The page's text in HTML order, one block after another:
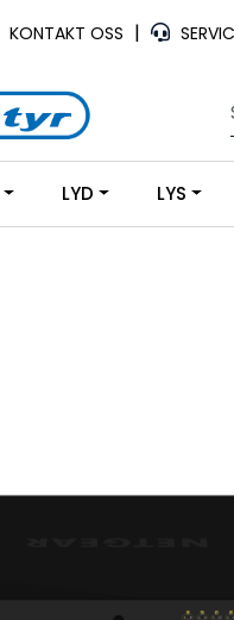
KONTAKT OSS |
LYD LYS